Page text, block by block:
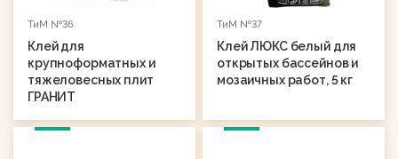
ТиМ №36
Клей для
крупноформатных и
тяжеловесных плит
ГРАНИТ
ТиМ №37
Клей ЛЮКС белый для
открытых бассейнов и
мозаичных работ, 5 кг